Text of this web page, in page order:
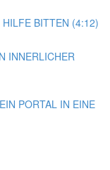
BITTEN (4:12)
INNERLICHER
PORTAL IN EINE